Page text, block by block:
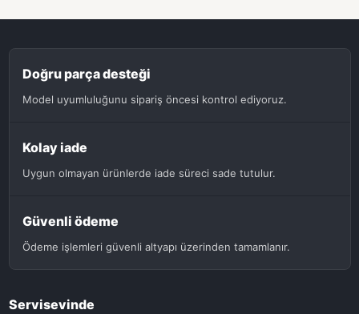
Doğru parça desteği
Model uyumluluğunu sipariş öncesi kontrol ediyoruz.
Kolay iade
Uygun olmayan ürünlerde iade süreci sade tutulur.
Güvenli ödeme
Ödeme işlemleri güvenli altyapı üzerinden tamamlanır.
Servisevinde